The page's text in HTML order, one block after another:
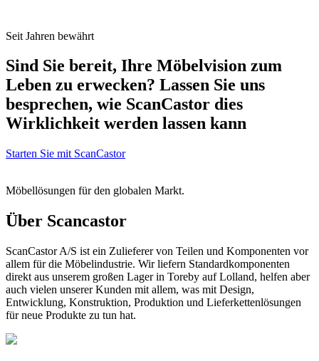
Seit Jahren bewährt
Sind Sie bereit, Ihre Möbelvision zum
Leben zu erwecken? Lassen Sie uns
besprechen, wie ScanCastor dies
Wirklichkeit werden lassen kann
Starten Sie mit ScanCastor
Möbellösungen für den globalen Markt.
Über Scancastor
ScanCastor A/S ist ein Zulieferer von Teilen und Komponenten vor
allem für die Möbelindustrie. Wir liefern Standardkomponenten
direkt aus unserem großen Lager in Toreby auf Lolland, helfen aber
auch vielen unserer Kunden mit allem, was mit Design,
Entwicklung, Konstruktion, Produktion und Lieferkettenlösungen
für neue Produkte zu tun hat.